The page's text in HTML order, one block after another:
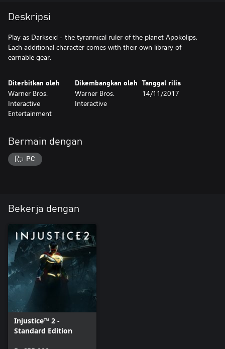
Deskripsi
Play as Darkseid - the tyrannical ruler of the planet Apokolips.
Each additional character comes with their own library of
earnable gear.
Diterbitkan oleh
Warner Bros.
Interactive
Entertainment
Dikembangkan oleh
Warner Bros.
Interactive
Tanggal rilis
14/11/2017
Bermain dengan
PC
Bekerja dengan
Injustice™ 2 -
Standard Edition